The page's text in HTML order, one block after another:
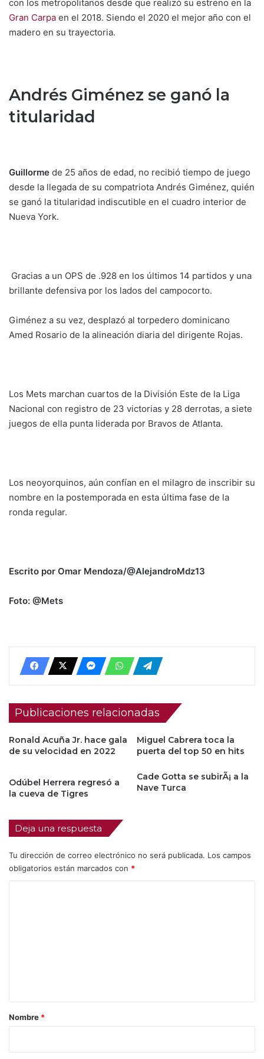
con los metropolitanos desde que realizó su estreno en la
Gran Carpa en el 2018. Siendo el 2020 el mejor año con el
madero en su trayectoria.
Andrés Giménez se ganó la
titularidad
Guillorme de 25 años de edad, no recibió tiempo de juego
desde la llegada de su compatriota Andrés Giménez, quién
se ganó la titularidad indiscutible en el cuadro interior de
Nueva York.
Gracias a un OPS de .928 en los últimos 14 partidos y una
brillante defensiva por los lados del campocorto.
Giménez a su vez, desplazó al torpedero dominicano
Amed Rosario de la alineación diaria del dirigente Rojas.
Los Mets marchan cuartos de la División Este de la Liga
Nacional con registro de 23 victorias y 28 derrotas, a siete
juegos de ella punta liderada por Bravos de Atlanta.
Los neoyorquinos, aún confían en el milagro de inscribir su
nombre en la postemporada en esta última fase de la
ronda regular.
Escrito por Omar Mendoza/@AlejandroMdz13
Foto: @Mets
Publicaciones relacionadas
Ronald Acuña Jr. hace gala
de su velocidad en 2022
Miguel Cabrera toca la
puerta del top 50 en hits
Odúbel Herrera regresó a
la cueva de Tigres
Cade Gotta se subirÃ¡ a la
Nave Turca
Deja una respuesta
Tu dirección de correo electrónico no será publicada. Los campos
obligatorios están marcados con *
rNombre *